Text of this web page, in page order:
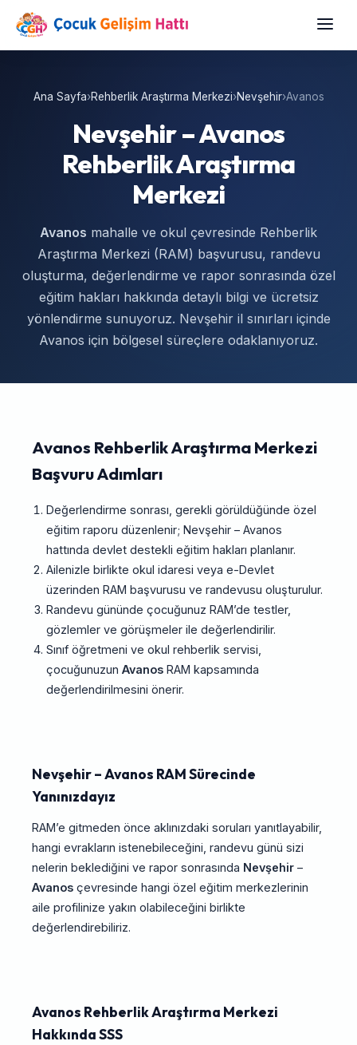
Ana Sayfa›Rehberlik Araştırma Merkezi›Nevşehir›Avanos
Nevşehir – Avanos
Rehberlik Araştırma
Merkezi
Avanos mahalle ve okul çevresinde Rehberlik
Araştırma Merkezi (RAM) başvurusu, randevu
oluşturma, değerlendirme ve rapor sonrasında özel
eğitim hakları hakkında detaylı bilgi ve ücretsiz
yönlendirme sunuyoruz. Nevşehir il sınırları içinde
Avanos için bölgesel süreçlere odaklanıyoruz.
Avanos Rehberlik Araştırma Merkezi
Başvuru Adımları
Değerlendirme sonrası, gerekli görüldüğünde özel
eğitim raporu düzenlenir; Nevşehir – Avanos
hattında devlet destekli eğitim hakları planlanır.
Ailenizle birlikte okul idaresi veya e-Devlet
üzerinden RAM başvurusu ve randevusu oluşturulur.
Randevu gününde çocuğunuz RAM’de testler,
gözlemler ve görüşmeler ile değerlendirilir.
Sınıf öğretmeni ve okul rehberlik servisi,
çocuğunuzun AvanosRAM kapsamında
değerlendirilmesini önerir.
Nevşehir – Avanos RAM Sürecinde
Yanınızdayız
RAM’e gitmeden önce aklınızdaki soruları yanıtlayabilir,
hangi evrakların istenebileceğini, randevu günü sizi
nelerin beklediğini ve rapor sonrasında Nevşehir –
Avanos çevresinde hangi özel eğitim merkezlerinin
aile profilinize yakın olabileceğini birlikte
değerlendirebiliriz.
Avanos Rehberlik Araştırma Merkezi
Hakkında SSS